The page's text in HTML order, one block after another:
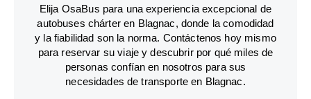
Elija OsaBus para una experiencia excepcional de
autobuses chárter en Blagnac, donde la comodidad
y la fiabilidad son la norma. Contáctenos hoy mismo
para reservar su viaje y descubrir por qué miles de
personas confían en nosotros para sus
necesidades de transporte en Blagnac.